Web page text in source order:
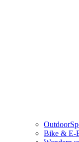
Bike & E-